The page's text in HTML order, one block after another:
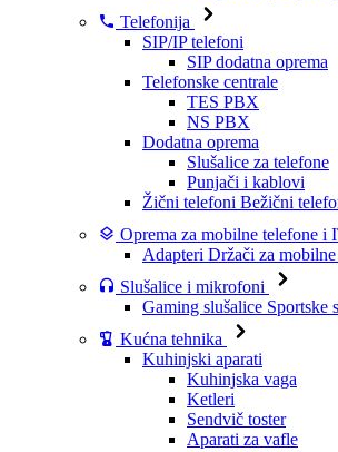
Telefonija
SIP/IP telefoni
SIP dodatna oprema
Telefonske centrale
TES PBX
NS PBX
Dodatna oprema
Slušalice za telefone
Punjači i kablovi
Žični telefoni Bežični
Oprema za mobilne telefone i
Adapteri Držači za
Slušalice i mikrofoni
Gaming slušalice Sportske
Kućna tehnika
Kuhinjski aparati
Kuhinjska vaga
Ketleri
Sendvič toster
Aparati za vafle